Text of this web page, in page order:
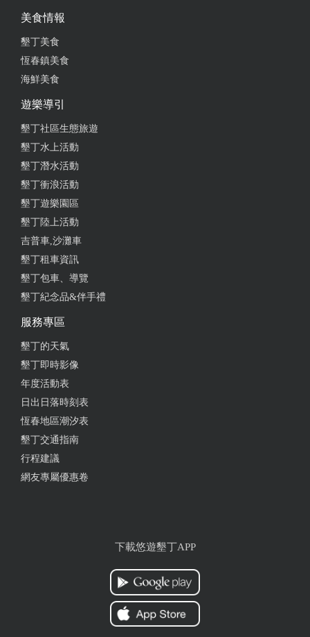
美食情報
墾丁美食
恆春鎮美食
海鮮美食
遊樂導引
墾丁社區生態旅遊
墾丁水上活動
墾丁潛水活動
墾丁衝浪活動
墾丁遊樂園區
墾丁陸上活動
吉普車,沙灘車
墾丁租車資訊
墾丁包車、導覽
墾丁紀念品&伴手禮
服務專區
墾丁的天氣
墾丁即時影像
年度活動表
日出日落時刻表
恆春地區潮汐表
墾丁交通指南
行程建議
網友專屬優惠卷
下載悠遊墾丁APP